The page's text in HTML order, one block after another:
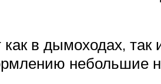
в дымоходах,
небольшие